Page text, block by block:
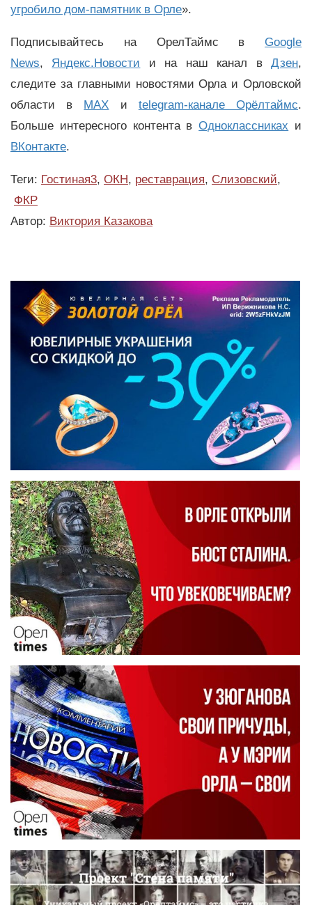
угробило дом-памятник в Орле».
Подписывайтесь на ОрелТаймс в Google
News, Яндекс.Новости и на наш канал вДзен,
следите за главными новостями Орла и Орловской
области в MAX и telegram-канале Орёлтаймс.
Больше интересного контента вОдноклассниках и
ВКонтакте.
Теги: Гостиная3, ОКН, реставрация, Слизовский,
ФКР
Автор: Виктория Казакова